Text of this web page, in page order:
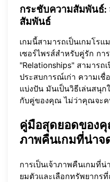
กระชับความสัมพันธ์:
สัมพันธ์
เกมนี้สามารถเป็นเกมโร
เซอร์ไพรส์สำหรับคู่รัก กา
"Relationships" สามารถ
ประสบการณ์เก่า ความเ
แบ่งปัน มันเป็นวิธีเล่นสนุก
กับคู่ของคุณ ไม่ว่าคุณจะ
คู่มือสุดยอดของคุ
ภาพคืนเกมที่น่าจ
การเป็นเจ้าภาพคืนเกมที่น่
ยมตัวและเลือกทรัพยากร